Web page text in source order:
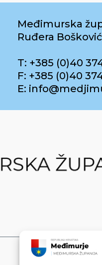
Međimurska
Ruđera
T: +385 (0)40 374
F: +385 (0)40
E: